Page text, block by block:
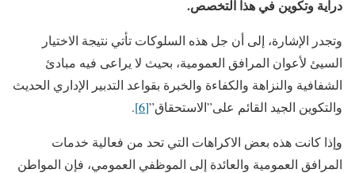
دراية وتكوين في هذا التخصص.
وتجدر الإشارة، إلى أن جل هذه السلوكات تأتي نتيجة الاختيار
السيئ لأعوان المرافق العمومية، بحيث لا يراعى فيه مبادئ
الشفافية والنزاهة والكفاءة والخبرة بقواعد التدبير الإداري الحديث
والتكوين الجيد القائم على”الاستحقاق”[6]
.
وإذا كانت هذه بعض الاكراهات التي تحد من فعالية خدمات
المرافق العمومية والعائدة إلى الموظفي العمومي، فإن المواطن